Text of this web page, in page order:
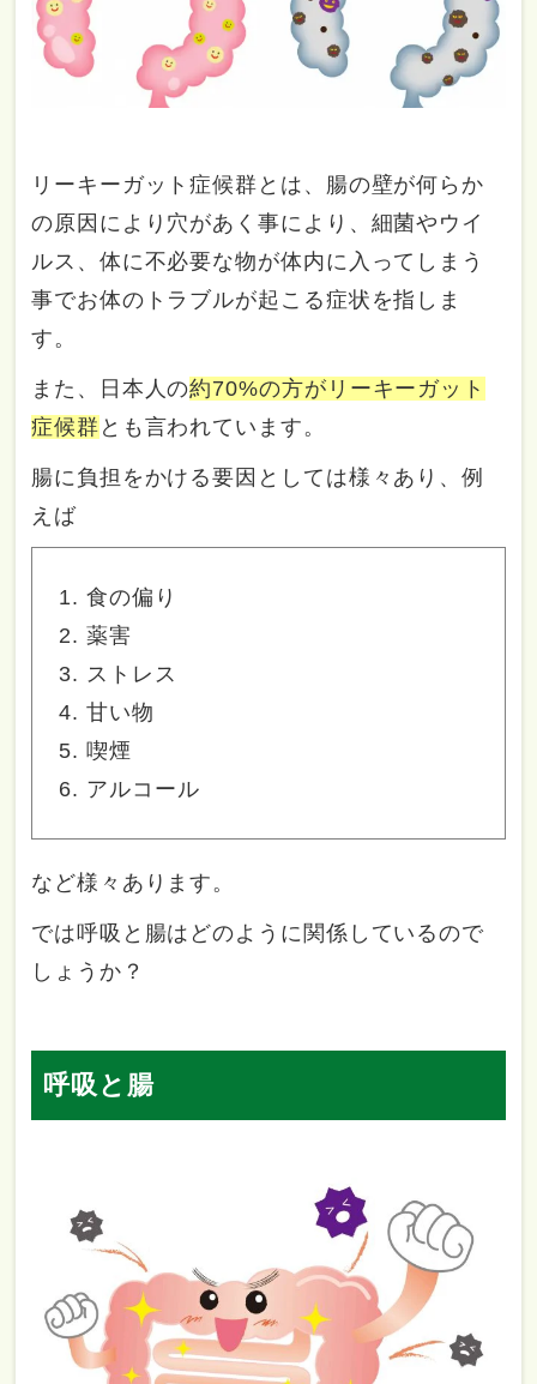
リーキーガット症候群とは、腸の壁が何らか
の原因により穴があく事により、細菌やウイ
ルス、体に不必要な物が体内に入ってしまう
事でお体のトラブルが起こる症状を指しま
す。
また、日本人の約70%の方がリーキーガット
症候群 とも言われています。
腸に負担をかける要因としては様々あり、例
えば
食の偏り
薬害
ストレス
甘い物
喫煙
アルコール
など様々あります。
では呼吸と腸はどのように関係しているので
しょうか？
呼吸と腸